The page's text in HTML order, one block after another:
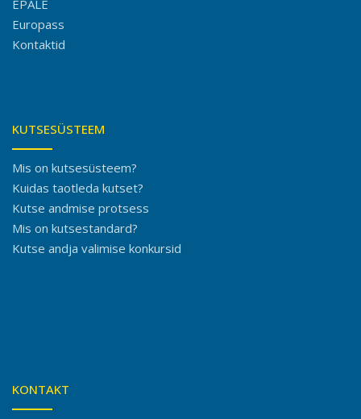
EPALE
Europass
Kontaktid
KUTSESÜSTEEM
Mis on kutsesüsteem?
Kuidas taotleda kutset?
Kutse andmise protsess
Mis on kutsestandard?
Kutse andja valimise konkursid
KONTAKT